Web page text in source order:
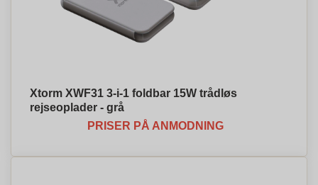
Xtorm XWF31 3-i-1 foldbar 15W trådløs
rejseoplader - grå
PRISER PÅ ANMODNING